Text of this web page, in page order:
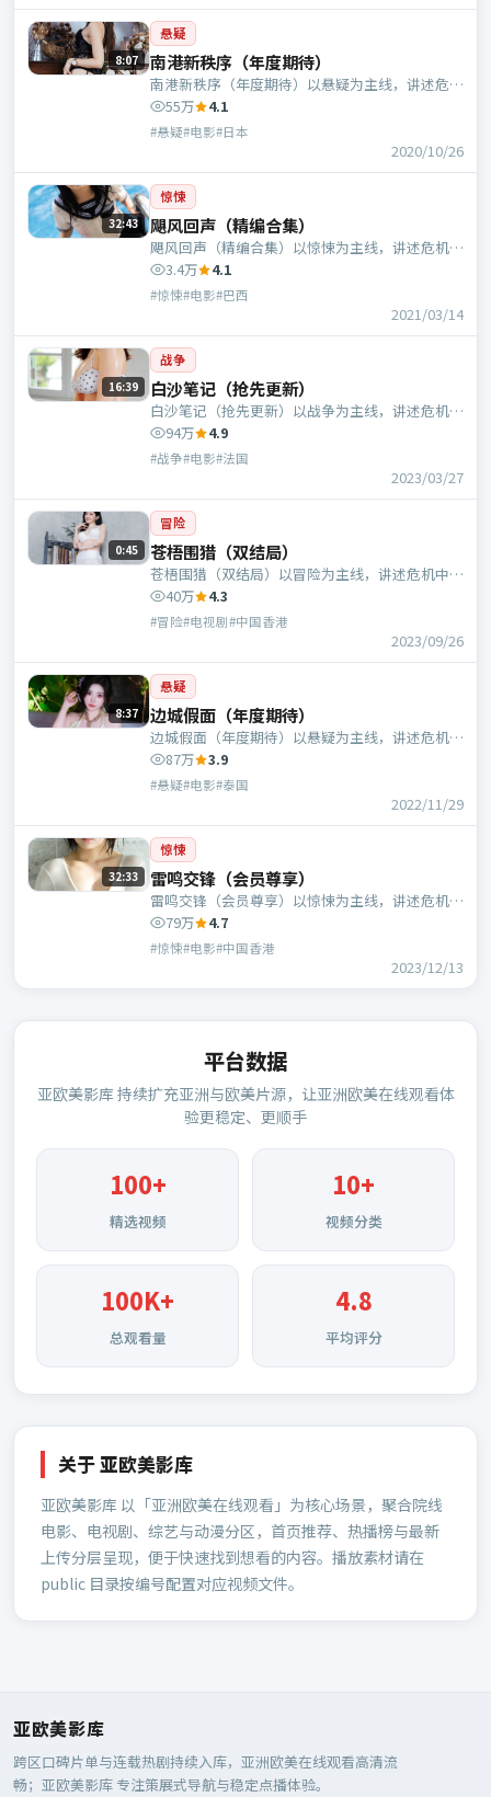
8:07
悬疑
南港新秩序（年度期待）
南港新秩序（年度期待）以悬疑为主线，讲述危机
中的抉择与人物成长；日本班底，管虎执导，张
译、秦昊等主演。
55万 4.1
#悬疑#电影#日本
2020/10/26
32:43
惊悚
飓风回声（精编合集）
飓风回声（精编合集）以惊悚为主线，讲述危机中
的抉择与人物成长；巴西班底，陈凯歌执导，于和
伟、黄政民等主演。
3.4万 4.1
#惊悚#电影#巴西
2021/03/14
16:39
战争
白沙笔记（抢先更新）
白沙笔记（抢先更新）以战争为主线，讲述危机中
的抉择与人物成长；法国班底，文牧野执导，沈
腾、基里安·墨菲等主演。
94万 4.9
#战争#电影#法国
2023/03/27
0:45
冒险
苍梧围猎（双结局）
苍梧围猎（双结局）以冒险为主线，讲述危机中的
抉择与人物成长；中国香港班底，是枝裕和执导，
马丽、梁朝伟等主演。
40万 4.3
#冒险#电视剧#中国香港
2023/09/26
8:37
悬疑
边城假面（年度期待）
边城假面（年度期待）以悬疑为主线，讲述危机中
的抉择与人物成长；泰国班底，管虎执导，周冬
雨、杨紫琼等主演。
87万 3.9
#悬疑#电影#泰国
2022/11/29
32:33
惊悚
雷鸣交锋（会员尊享）
雷鸣交锋（会员尊享）以惊悚为主线，讲述危机中
的抉择与人物成长；中国香港班底，吕行执导，刘
德华、汤唯等主演。
79万 4.7
#惊悚#电影#中国香港
2023/12/13
平台数据
亚欧美影库 持续扩充亚洲与欧美片源，让亚洲欧美在线观看体
验更稳定、更顺手
100+
精选视频
10+
视频分类
100K+
总观看量
4.8
平均评分
关于亚欧美影库
亚欧美影库 以「亚洲欧美在线观看」为核心场景，聚合院线
电影、电视剧、综艺与动漫分区，首页推荐、热播榜与最新
上传分层呈现，便于快速找到想看的内容。播放素材请在
public 目录按编号配置对应视频文件。
亚欧美影库
跨区口碑片单与连载热剧持续入库，亚洲欧美在线观看高清流
畅； 亚欧美影库 专注策展式导航与稳定点播体验。